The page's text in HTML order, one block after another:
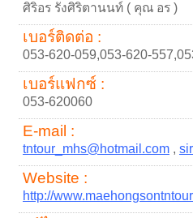
ศิริอร รังศิริตานนท์ ( คุณ อร )
เบอร์ติดต่อ :
053-620-059,053-620-
เบอร์แฟกซ์ :
053-620060
E-mail :
tntour_mhs@hotmail.com ,
Website :
http://